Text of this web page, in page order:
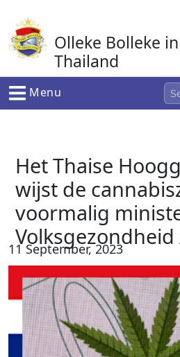
naar
de
inhoud
Olleke Bolleke in
Thailand
In Thailand
Menu
Het Thaise
wijst de
voormalig
11 September, 2023